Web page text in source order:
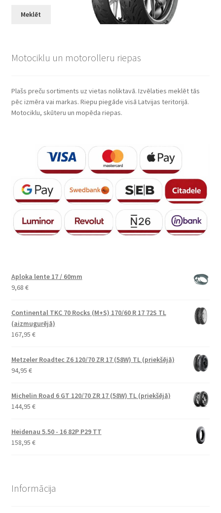
Meklēt
Motociklu un motorolleru riepas
Plašs preču sortiments uz vietas noliktavā. Izvēlaties meklēt tās
pēc izmēra vai markas. Riepu piegāde visā Latvijas teritorijā.
Motociklu, skūteru un mopēda riepas.
Aploka lente 17 / 60mm
9,68 €
Continental TKC 70 Rocks (M+S) 170/60 R 17 72S TL
(aizmugurējā)
167,95 €
Metzeler Roadtec Z6 120/70 ZR 17 (58W) TL (priekšējā)
94,95 €
Michelin Road 6 GT 120/70 ZR 17 (58W) TL (priekšējā)
144,95 €
Heidenau 5.50 - 16 82P P29 TT
158,95 €
Informācija